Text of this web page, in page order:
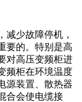
减少故障停机，
要的。特别是高
对高压变频柜进
频柜在环境温度
源装置、散热器
合会使电缆接